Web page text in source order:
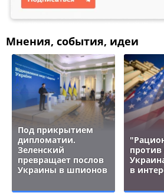
Мнения, события, идеи
Под прикрытием
дипломатии.
Зеленский
превращает послов
Украины в шпионов
в